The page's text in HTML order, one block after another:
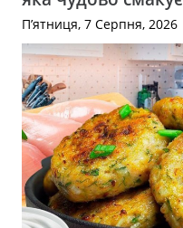
П’ятниця, 7 Серпня, 2026